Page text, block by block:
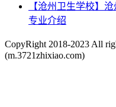
【沧州卫生学校】
专业介绍
CopyRight 2018-2023 All
(m.3721zhixiao.com)